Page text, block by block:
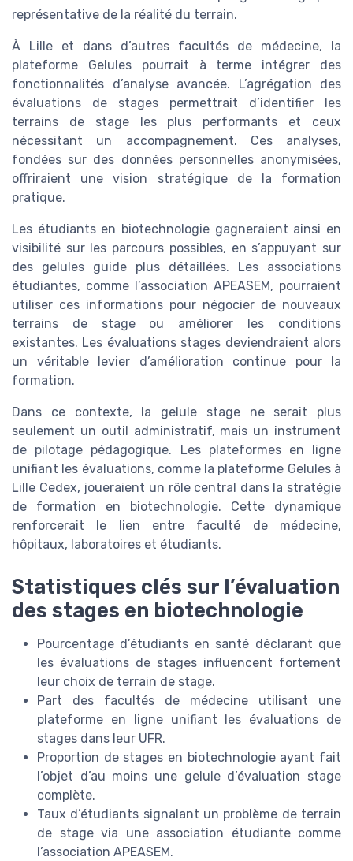
représentative de la réalité du terrain.
À Lille et dans d’autres facultés de médecine, la
plateforme Gelules pourrait à terme intégrer des
fonctionnalités d’analyse avancée. L’agrégation des
évaluations de stages permettrait d’identifier les
terrains de stage les plus performants et ceux
nécessitant un accompagnement. Ces analyses,
fondées sur des données personnelles anonymisées,
offriraient une vision stratégique de la formation
pratique.
Les étudiants en biotechnologie gagneraient ainsi en
visibilité sur les parcours possibles, en s’appuyant sur
des gelules guide plus détaillées. Les associations
étudiantes, comme l’association APEASEM, pourraient
utiliser ces informations pour négocier de nouveaux
terrains de stage ou améliorer les conditions
existantes. Les évaluations stages deviendraient alors
un véritable levier d’amélioration continue pour la
formation.
Dans ce contexte, la gelule stage ne serait plus
seulement un outil administratif, mais un instrument
de pilotage pédagogique. Les plateformes en ligne
unifiant les évaluations, comme la plateforme Gelules à
Lille Cedex, joueraient un rôle central dans la stratégie
de formation en biotechnologie. Cette dynamique
renforcerait le lien entre faculté de médecine,
hôpitaux, laboratoires et étudiants.
Statistiques clés sur l’évaluation
des stages en biotechnologie
Pourcentage d’étudiants en santé déclarant que
les évaluations de stages influencent fortement
leur choix de terrain de stage.
Part des facultés de médecine utilisant une
plateforme en ligne unifiant les évaluations de
stages dans leur UFR.
Proportion de stages en biotechnologie ayant fait
l’objet d’au moins une gelule d’évaluation stage
complète.
Taux d’étudiants signalant un problème de terrain
de stage via une association étudiante comme
l’association APEASEM.